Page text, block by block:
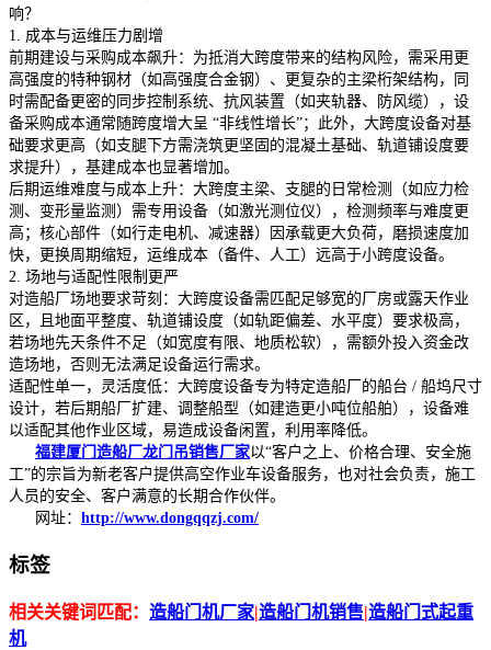
响？
1. 成本与运维压力剧增
前期建设与采购成本飙升：为抵消大跨度带来的结构风险，需采用更
高强度的特种钢材（如高强度合金钢）、更复杂的主梁桁架结构，同
时需配备更密的同步控制系统、抗风装置（如夹轨器、防风缆），设
备采购成本通常随跨度增大呈 “非线性增长”；此外，大跨度设备对基
础要求更高（如支腿下方需浇筑更坚固的混凝土基础、轨道铺设度要
求提升），基建成本也显著增加。
后期运维难度与成本上升：大跨度主梁、支腿的日常检测（如应力检
测、变形量监测）需专用设备（如激光测位仪），检测频率与难度更
高；核心部件（如行走电机、减速器）因承载更大负荷，磨损速度加
快，更换周期缩短，运维成本（备件、人工）远高于小跨度设备。
2. 场地与适配性限制更严
对造船厂场地要求苛刻：大跨度设备需匹配足够宽的厂房或露天作业
区，且地面平整度、轨道铺设度（如轨距偏差、水平度）要求极高，
若场地先天条件不足（如宽度有限、地质松软），需额外投入资金改
造场地，否则无法满足设备运行需求。
适配性单一，灵活度低：大跨度设备专为特定造船厂的船台 / 船坞尺寸
设计，若后期船厂扩建、调整船型（如建造更小吨位船舶），设备难
以适配其他作业区域，易造成设备闲置，利用率降低。
福建厦门造船厂龙门吊销售厂家以“客户之上、价格合理、安全施
工”的宗旨为新老客户提供高空作业车设备服务，也对社会负责，施工
人员的安全、客户满意的长期合作伙伴。
网址： http://www.dongqqzj.com/
标签
相关关键词匹配： 造船门机厂家|造船门机销售|造船门式起重
机